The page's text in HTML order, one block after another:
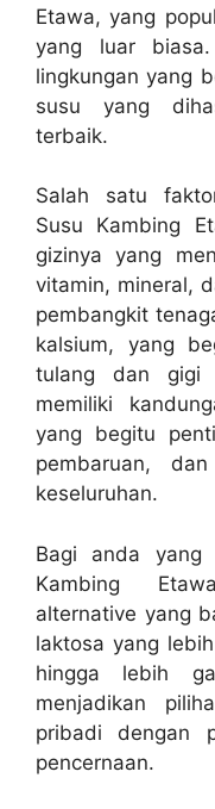
Etawa, yang
yang luar
lingkungan yang
susu yang
terbaik.
Salah satu
Susu Kambing
gizinya yang
vitamin, mineral,
pembangkit
kalsium, yang
tulang dan gigi
memiliki
yang begitu
pembaruan,
keseluruhan.
Bagi anda yang
Kambing
alternative yang
laktosa yang
hingga lebih
menjadikan
pribadi dengan
pencernaan.